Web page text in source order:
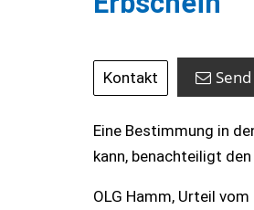
Kontakt Send
Eine Bestimmung in
kann, benachteiligt
OLG Hamm, Urteil